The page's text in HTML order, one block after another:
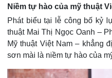
Niềm tự hào của mỹ thuật
Phát biểu tại lễ công bố kỷ
thuật Mai Thị Ngọc Oanh –
Mỹ thuật Việt Nam – khẳng
sơn mài là niềm tự hào của